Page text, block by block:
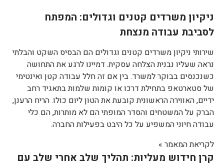
ניקיון משרדים קטנים וגדולים: המפתח
לסביבת עבודה מנצחת
שירותי ניקיון משרדים קטנים וגדולים הם הבסיס השקט והבלתי
נראה שעליו נבנית הצלחה עסקית. דמיינו לרגע את התחושה
כשנכנסים בבוקר למשרד. בין אם זה חלל עבודה קטן ואינטימי
של סטארטאפ בתחילת דרכו או קומות שלמות בתאגיד רחב
ידיים, האווירה הראשונית קובעת את הטון ליום כולו. הריח הרענן,
הברק על המשטחים והסדר המופתי הם לא מותרות, הם כלי
עבודה חיוני המשפיע על כל היבט בפעילות החברה.
לקריאת המאמר »
קרן חידוש מעליות: תהליך שלב אחרי שלב עם